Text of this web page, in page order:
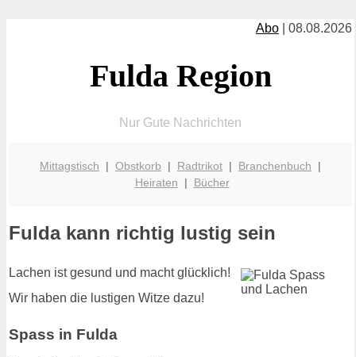
Abo | 08.08.2026
Fulda Region
Nur Gute Nachrichten
Mittagstisch | Obstkorb | Radtrikot | Branchenbuch |
Heiraten | Bücher
Fulda kann richtig lustig sein
Lachen ist gesund und macht glücklich!
Wir haben die lustigen Witze dazu!
Spass in Fulda